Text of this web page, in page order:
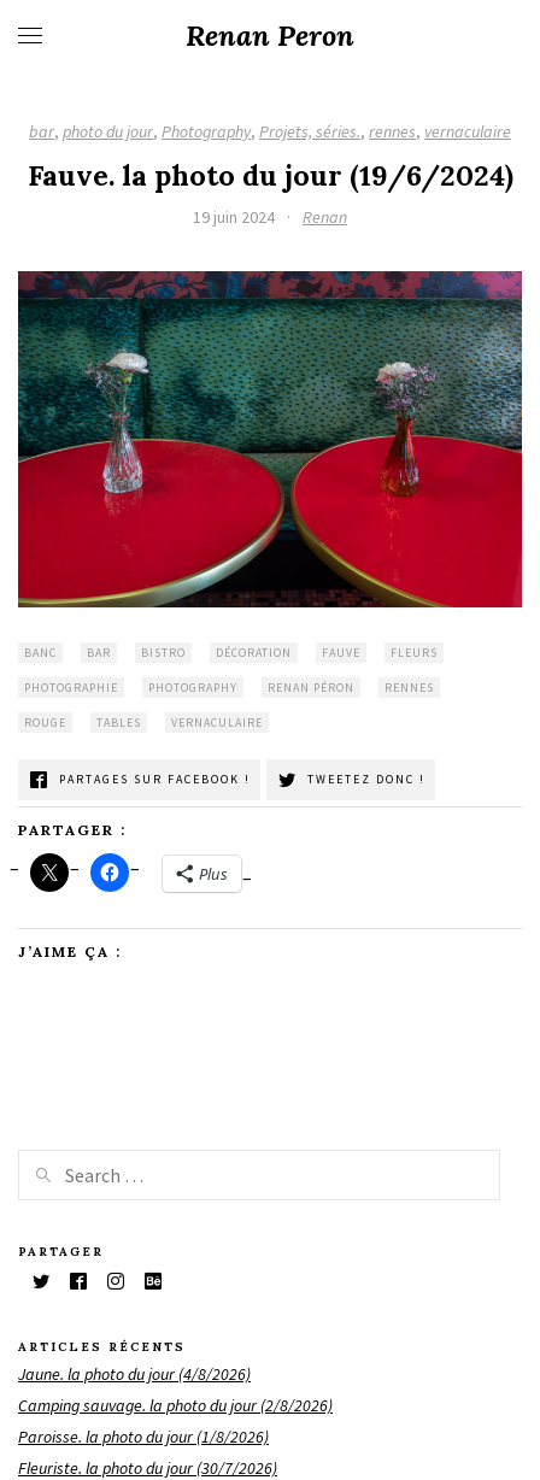
Renan Peron
bar, photo du jour, Photography, Projets, séries., rennes, vernaculaire
Fauve. la photo du jour (19/6/2024)
19 juin 2024 · Renan
BANC BAR BISTRO DÉCORATION FAUVE FLEURS
PHOTOGRAPHIE PHOTOGRAPHY RENAN PÉRON RENNES
ROUGE TABLES VERNACULAIRE
PARTAGES SUR FACEBOOK ! TWEETEZ DONC !
PARTAGER :
Plus
J’AIME ÇA :
PARTAGER
ARTICLES RÉCENTS
Jaune. la photo du jour (4/8/2026)
Camping sauvage. la photo du jour (2/8/2026)
Paroisse. la photo du jour (1/8/2026)
Fleuriste. la photo du jour (30/7/2026)